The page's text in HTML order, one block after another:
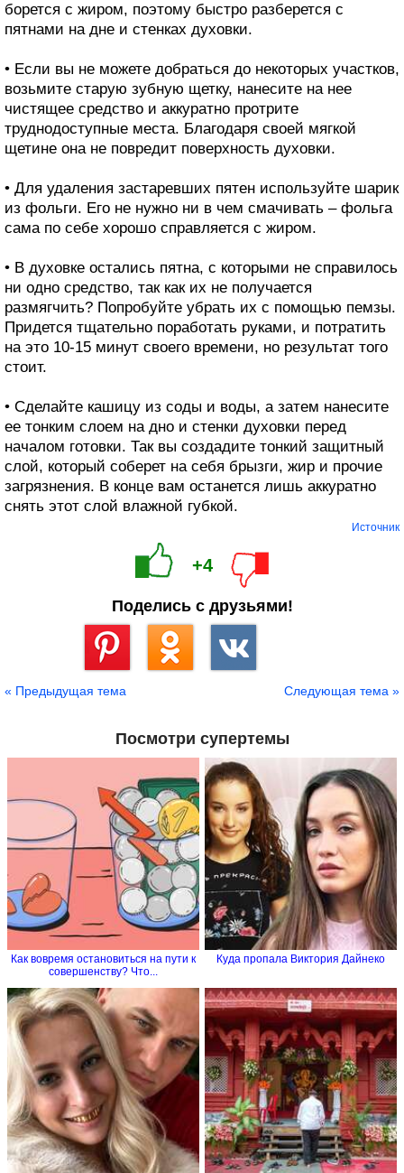
борется с жиром, поэтому быстро разберется с
пятнами на дне и стенках духовки.
• Если вы не можете добраться до некоторых участков,
возьмите старую зубную щетку, нанесите на нее
чистящее средство и аккуратно протрите
труднодоступные места. Благодаря своей мягкой
щетине она не повредит поверхность духовки.
• Для удаления застаревших пятен используйте шарик
из фольги. Его не нужно ни в чем смачивать – фольга
сама по себе хорошо справляется с жиром.
• В духовке остались пятна, с которыми не справилось
ни одно средство, так как их не получается
размягчить? Попробуйте убрать их с помощью пемзы.
Придется тщательно поработать руками, и потратить
на это 10-15 минут своего времени, но результат того
стоит.
• Сделайте кашицу из соды и воды, а затем нанесите
ее тонким слоем на дно и стенки духовки перед
началом готовки. Так вы создадите тонкий защитный
слой, который соберет на себя брызги, жир и прочие
загрязнения. В конце вам останется лишь аккуратно
снять этот слой влажной губкой.
Источник
+4
Поделись с друзьями!
« Предыдущая тема Следующая тема »
Посмотри супертемы
Как вовремя остановиться на пути к
совершенству? Что...
Куда пропала Виктория Дайнеко